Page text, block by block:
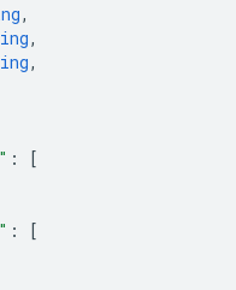
,
,
,
:
[
:
[